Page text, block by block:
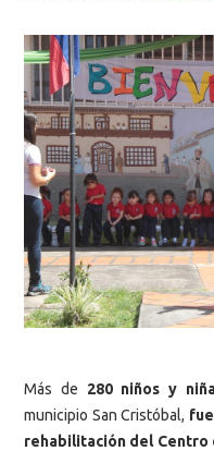
Más de 280 niños y
municipio San Cristóbal,
rehabilitación del Centro